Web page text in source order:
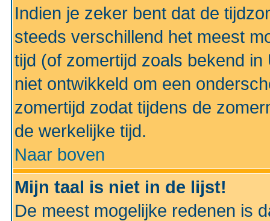
Indien je zeker bent dat de
steeds verschillend het meest
tijd (of zomertijd zoals bekend
niet ontwikkeld om een
zomertijd zodat tijdens de
de werkelijke tijd.
Naar boven
Mijn taal is niet in de lijst!
De meest mogelijke redenen is